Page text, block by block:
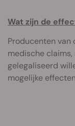
Wat zijn de
Producenten
medische
gelegaliseerd
mogelijke